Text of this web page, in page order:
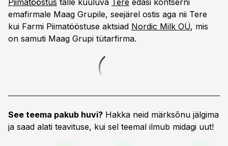
Piimatööstus talle kuuluva Tere edasi kontserni
emafirmale Maag Grupile, seejärel ostis aga nii Tere
kui Farmi Piimatööstuse aktsiad Nordic Milk OÜ, mis
on samuti Maag Grupi tütarfirma.
See teema pakub huvi? Hakka neid märksõnu jälgima
ja saad alati teavituse, kui sel teemal ilmub midagi uut!